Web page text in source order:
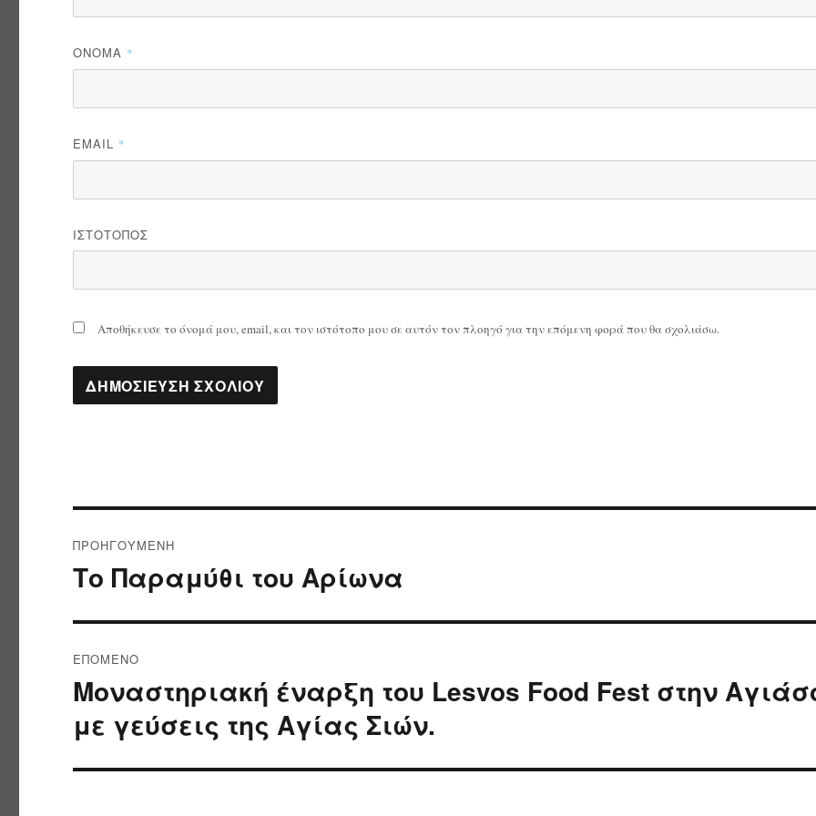
ΌΝΟΜΑ *
EMAIL *
ΙΣΤΌΤΟΠΟΣ
Αποθήκευσε το όνομά μου, email, και τον ιστότοπο μου σε αυτόν τον πλοηγό για την επόμενη φορά που θα σχολιάσω.
άρθρων
ΠΡΟΗΓΟΎΜΕΝΗ
Προηγούμενο
Το Παραμύθι του Αρίωνα
ΕΠΌΜΕΝΟ
Επόμενο
Μοναστηριακή έναρξη του Lesvos Food Fest στην
με γεύσεις της Αγίας Σιών.